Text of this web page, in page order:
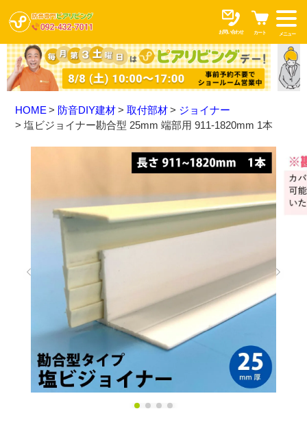
お問い合わせ カート メニュー
HOME 防音DIY建材 取付部材
ジョイナー
塩ビジョイナー勘合型 25mm 端部用 911-1820mm 1本